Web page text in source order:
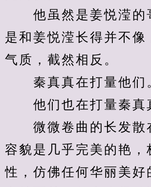
他虽然是姜悦滢的
是和姜悦滢长得并不像
气质，截然相反。
秦真真在打量他们
他们也在打量秦真
微微卷曲的长发散
容貌是几乎完美的艳，
性，仿佛任何华丽美好